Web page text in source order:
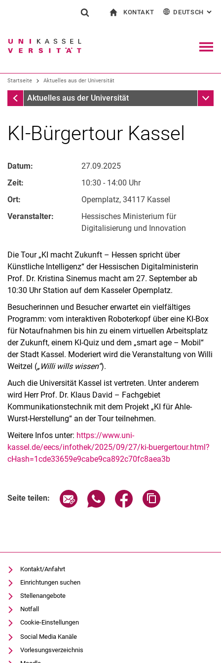
Springe direkt zu: Inhalt
Springe direkt zu: Suche
Springe direkt zu:
Suchen (öffnet externen Link in einem
KONTAKT
Kontakt für Presse und Öffentlichkeit
Einrichtungen suchen
DEUTSCH :
Startseite Aktuelles aus der Universität
Startseite
Aktuelles aus der Universität
KI-Bürgertour Kassel
Datum:
27.09.2025
Zeit:
10:30 - 14:00 Uhr
Ort:
Opernplatz, 34117 Kassel
Veranstalter:
Hessisches Ministerium für
Digitalisierung und Innovation
Die Tour „KI macht Zukunft – Hessen spricht über
Künstliche Intelligenz“ der Hessischen Digitalministerin
Prof. Dr. Kristina Sinemus macht am 27. September ab
10:30 Uhr Station auf dem Kasseler Opernplatz.
Besucherinnen und Besucher erwartet ein vielfältiges
Programm: vom interaktiven Roboterkopf über eine KI-Box
für Notaufnahmen bis hin zu einem virtuellen Arbeitsplatz
der Zukunft, einem KI-Quiz und dem „smart age – Mobil“
der Stadt Kassel. Moderiert wird die Veranstaltung von Willi
Weitzel („Willi wills wissen“).
Auch die Universität Kassel ist vertreten. Unter anderem
wird Herr Prof. Dr. Klaus David – Fachgebiet
Kommunikationstechnik mit dem Projekt „KI für Ahle-
Wurst-Herstellung“ an der Tour teilnehmen.
Weitere Infos unter: https://www.uni-
kassel.de/eecs/infothek/2025/09/27/ki-buergertour.html?
cHash=1cde33659e9cabe9ca892c70fc8aea3b
Seite teilen: Seite über E-Mail teilen
Seite über WhatsApp teilen
Seite über Facebook
Kontakt/Anfahrt
Einrichtungen suchen
Stellenangebote
Notfall
Cookie-Einstellungen
Social Media Kanäle
Vorlesungsverzeichnis